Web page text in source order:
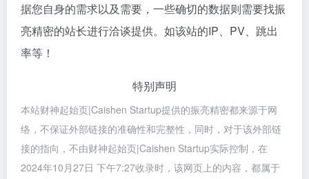
据您自身的需求以及需要，一些确切的数据则需要找振
亮精密的站长进行洽谈提供。如该站的IP、PV、跳出
率等！
特别声明
本站财神起始页|Caishen Startup提供的振亮精密都来源于网
络，不保证外部链接的准确性和完整性，同时，对于该外部链
接的指向，不由财神起始页|Caishen Startup实际控制，在
2024年10月27日 下午7:27收录时，该网页上的内容，都属于